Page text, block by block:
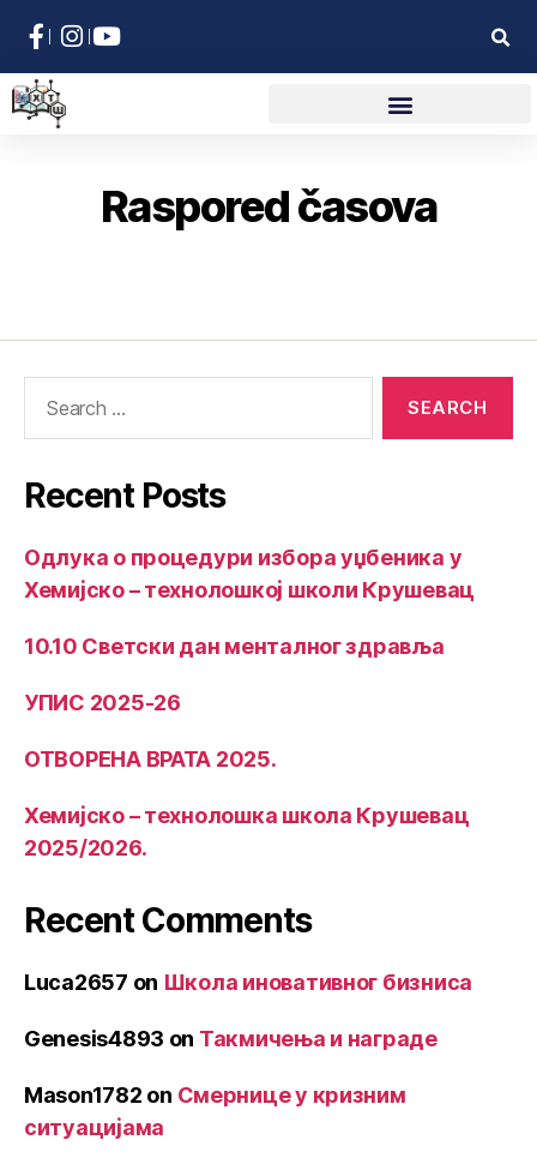
Raspored časova
Recent Posts
Одлука о процедури избора уџбеника у
Хемијско – технолошкој школи Крушевац
10.10 Светски дан менталног здравља
УПИС 2025-26
ОТВОРЕНA ВРАТА 2025.
Хемијско – технолошка школа Крушевац
2025/2026.
Recent Comments
Luca2657 on Школа иновативног бизниса
Genesis4893 on Такмичења и награде
Mason1782 on Смернице у кризним
ситуацијама